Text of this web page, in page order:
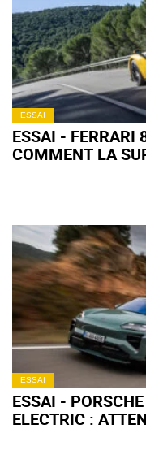
ESSAI
ESSAI - FERRARI
COMMENT LA
ESSAI
ESSAI -
ELECTRIC :